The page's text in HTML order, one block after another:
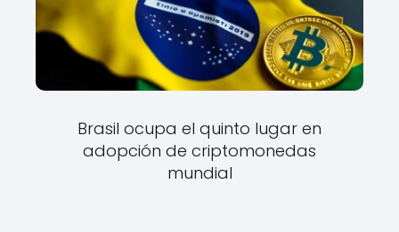
Brasil ocupa el quinto lugar en
adopción de criptomonedas
mundial